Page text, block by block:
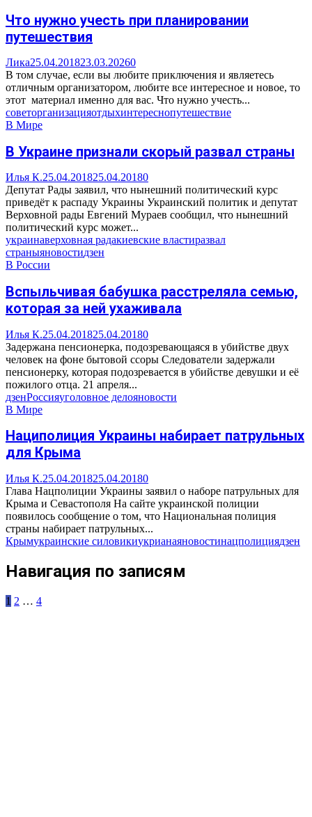
Что нужно учесть при планировании
путешествия
Лика25.04.201823.03.20260
В том случае, если вы любите приключения и являетесь
отличным организатором, любите все интересное и новое, то
этот материал именно для вас. Что нужно учесть...
советорганизацияотдыхинтереснопутешествие
В Мире
В Украине признали скорый развал страны
Илья К.25.04.201825.04.20180
Депутат Рады заявил, что нынешний политический курс
приведёт к распаду Украины Украинский политик и депутат
Верховной рады Евгений Мураев сообщил, что нынешний
политический курс может...
украинаверховная радакиевские властиразвал
страныяновостидзен
В России
Вспыльчивая бабушка расстреляла семью,
которая за ней ухаживала
Илья К.25.04.201825.04.20180
Задержана пенсионерка, подозревающаяся в убийстве двух
человек на фоне бытовой ссоры Следователи задержали
пенсионерку, которая подозревается в убийстве девушки и её
пожилого отца. 21 апреля...
дзенРоссияуголовное делояновости
В Мире
Нациполиция Украины набирает патрульных
для Крыма
Илья К.25.04.201825.04.20180
Глава Нацполиции Украины заявил о наборе патрульных для
Крыма и Севастополя На сайте украинской полиции
появилось сообщение о том, что Национальная полиция
страны набирает патрульных...
Крымукраинские силовикиукрианаяновостинацполициядзен
Навигация по записям
1 2 … 4